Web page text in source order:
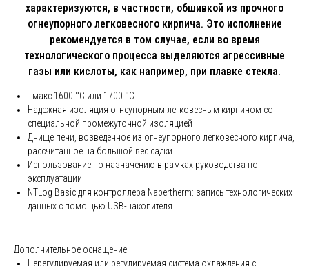
характеризуются, в частности, обшивкой из прочного
огнеупорного легковесного кирпича. Это исполнение
рекомендуется в том случае, если во время
технологического процесса выделяются агрессивные
газы или кислоты, как например, при плавке стекла.
Tмакс 1600 °C или 1700 °C
Надежная изоляция огнеупорным легковесным кирпичом со
специальной промежуточной изоляцией
Днище печи, возведенное из огнеупорного легковесного кирпича,
рассчитанное на большой вес садки
Использование по назначению в рамках руководства по
эксплуатации
NTLog Basic для контроллера Nabertherm: запись технологических
данных с помощью USB-накопителя
Дополнительное оснащение
Нерегулируемая или регулируемая система охлаждения с